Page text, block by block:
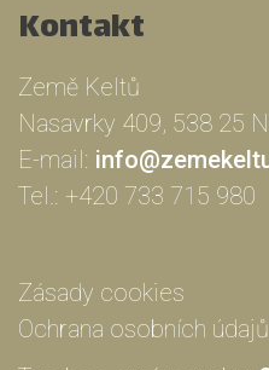
Kontakt
Země Keltů
Nasavrky 409, 538 25
E-mail:
Tel.: +420 733 715 980
Zásady cookies
Ochrana osobních údajů